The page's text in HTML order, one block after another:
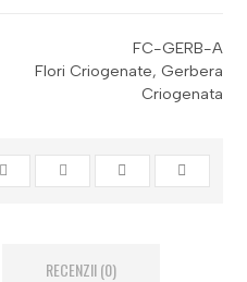
FC-GERB-A
Flori Criogenate, Gerbera
Criogenata
RECENZII (0)